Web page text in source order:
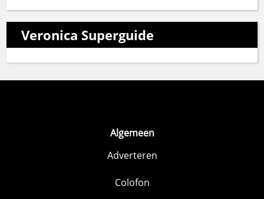
Veronica Superguide
Algemeen
Adverteren
Colofon